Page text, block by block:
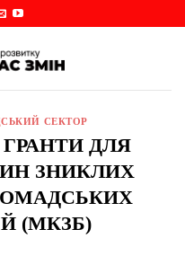
СЕКТОР
ГРАНТИ ДЛЯ
ЗНИКЛИХ
(МКЗБ)